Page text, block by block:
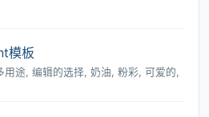
模板
途, 编辑的选择, 奶油, 粉彩, 可爱的,